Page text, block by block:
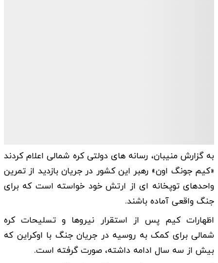
به گزارش منیبان، رسانه های دولتی کره شمالی اعلام کردند
«کیم جونگ اون» رهبر این کشور در جریان بازدید از تمرین
واحدهای توپخانه ای از ارتش خود خواسته است که برای
جنگ واقعی آماده باشند.
اظهارات کیم پس از استقرار نیروها و تسلیحات کره
شمالی برای کمک به روسیه در جریان جنگ با اوکراین که
بیش از سه سال ادامه داشته، صورت گرفته است.